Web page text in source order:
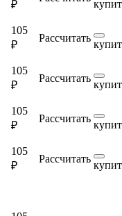
₽
105
₽
Рассчитать
105
₽
Рассчитать
105
₽
Рассчитать
105
₽
Рассчитать